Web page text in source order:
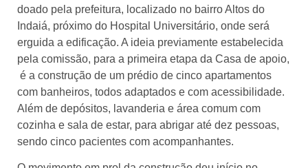
doado pela prefeitura, localizado no bairro Altos do
Indaiá, próximo do Hospital Universitário, onde será
erguida a edificação. A ideia previamente estabelecida
pela comissão, para a primeira etapa da Casa de apoio,
é a construção de um prédio de cinco apartamentos
com banheiros, todos adaptados e com acessibilidade.
Além de depósitos, lavanderia e área comum com
cozinha e sala de estar, para abrigar até dez pessoas,
sendo cinco pacientes com acompanhantes.